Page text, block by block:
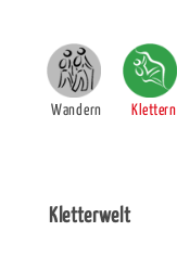
Wandern Klettern
Kletterwelt